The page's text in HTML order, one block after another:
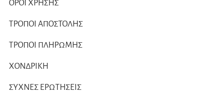
ΟΡΟΙ ΧΡΗΣΗΣ
ΤΡΟΠΟΙ ΑΠΟΣΤΟΛΗΣ
ΤΡΟΠΟΙ ΠΛΗΡΩΜΗΣ
ΧΟΝΔΡΙΚΗ
ΣΥΧΝΕΣ ΕΡΩΤΗΣΕΙΣ